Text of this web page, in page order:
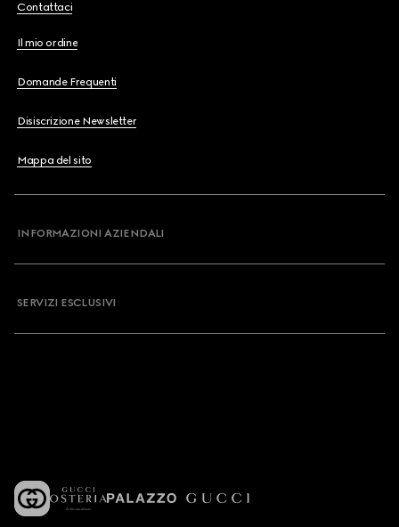
Contattaci
Il mio ordine
Domande Frequenti
Disiscrizione Newsletter
Mappa del sito
INFORMAZIONI AZIENDALI
SERVIZI ESCLUSIVI